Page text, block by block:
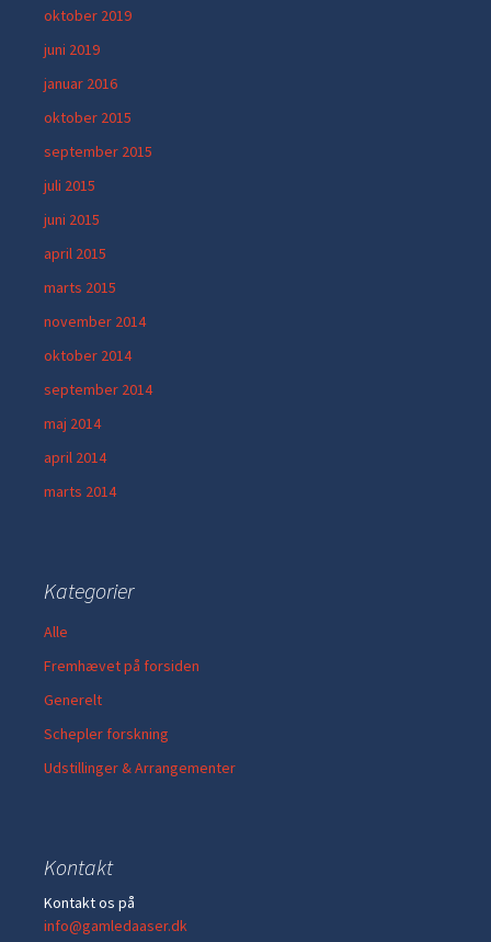
oktober 2019
juni 2019
januar 2016
oktober 2015
september 2015
juli 2015
juni 2015
april 2015
marts 2015
november 2014
oktober 2014
september 2014
maj 2014
april 2014
marts 2014
Kategorier
Alle
Fremhævet på forsiden
Generelt
Schepler forskning
Udstillinger & Arrangementer
Kontakt
Kontakt os på
info@gamledaaser.dk